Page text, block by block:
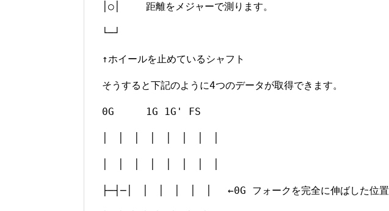
│○│ 距離をメジャーで測ります。
└─┘
↑ホイールを止めているシャフト
そうすると下記のように4つのデータが取得できます。
0G 1G 1G' FS
├─┤─│ │ │ │ │ │ ←0G フォークを完全に伸ばした位置